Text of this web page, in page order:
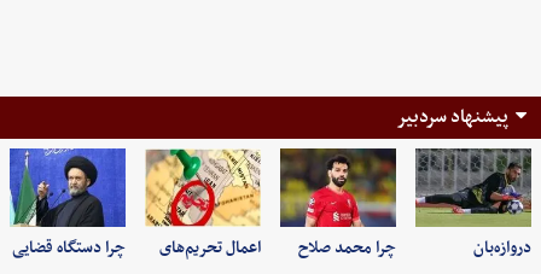
پیشنهاد سردبیر
دروازه‌بان
چرا محمد صلاح
اعمال تحریم‌های
چرا دستگاه قضایی